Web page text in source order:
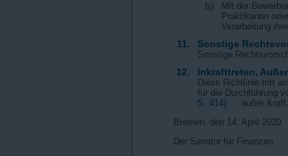
b)
Mit der
Praktikantin
Verarbeitung
11. Sonstige
Sonstige
12. Inkrafttreten,
Diese Richtlinie tritt
für die Durchführung
S. 414)
außer Kraft.
Bremen, den 14. April 2020
Der Senator für Finanzen